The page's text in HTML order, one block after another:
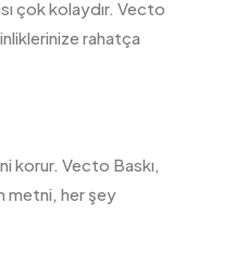
çok kolaydır. Vecto
rahatça
korur. Vecto Baskı,
metni, her şey